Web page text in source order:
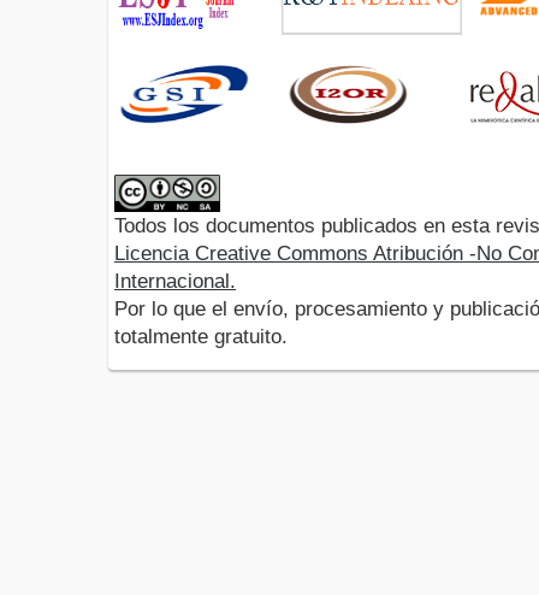
Todos los documentos publicados en esta
Licencia Creative Commons Atribución -No
Internacional.
Por lo que el envío, procesamiento y
totalmente gratuito.